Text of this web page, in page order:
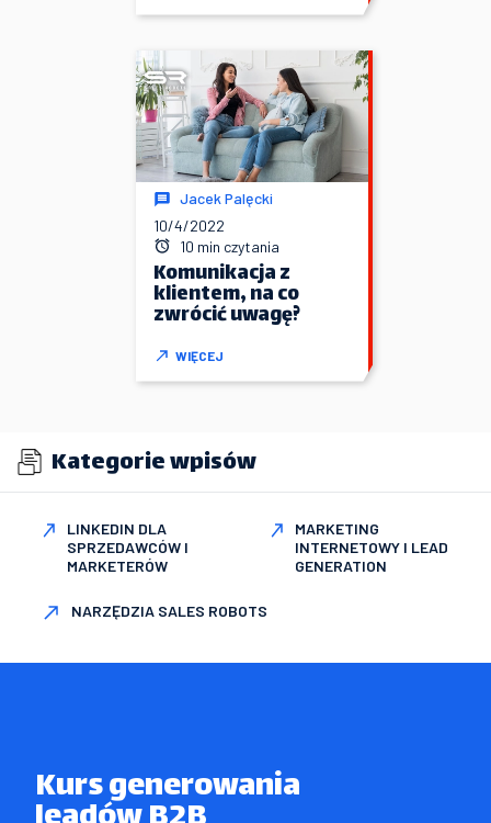
Jacek Palęcki
10/4/2022
10 min czytania
Komunikacja z
klientem, na co
zwrócić uwagę?
WIĘCEJ
Kategorie wpisów
LINKEDIN DLA
SPRZEDAWCÓW I
MARKETERÓW
MARKETING
INTERNETOWY I LEAD
GENERATION
NARZĘDZIA SALES ROBOTS
Kurs generowania